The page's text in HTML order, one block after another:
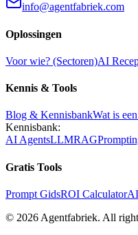
info@agentfabriek.com
Oplossingen
Voor wie? (Sectoren)AI
Kennis & Tools
Blog & KennisbankWat is
Kennisbank:
AI AgentsLLMRAG
Gratis Tools
Prompt GidsROI Calculator
© 2026 Agentfabriek. All